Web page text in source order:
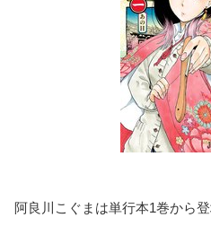
阿良川こぐまは単行本1巻から